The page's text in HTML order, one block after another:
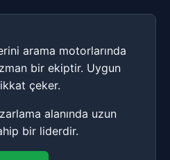
arama motorlarında
bir ekiptir. Uygun
çeker.
alanında uzun
bir liderdir.